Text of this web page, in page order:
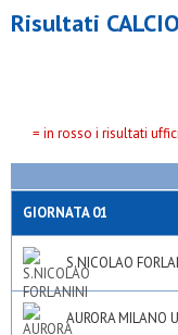
Risultati
= in rosso i risultati
GIORNATA 01
S.NICOLAO
AURORA MILANO